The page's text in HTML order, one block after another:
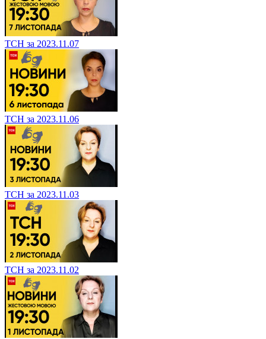
ТСН за 2023.11.07
ТСН за 2023.11.06
ТСН за 2023.11.03
ТСН за 2023.11.02